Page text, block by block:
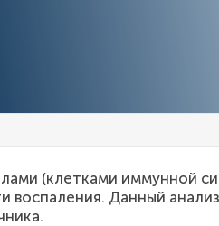
(клетками иммунной
воспаления. Данный